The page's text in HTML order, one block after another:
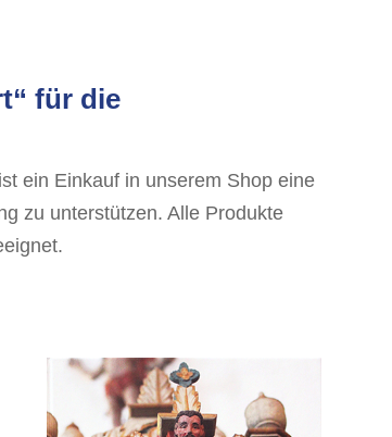
für die
ein Einkauf in unserem Shop eine
zu unterstützen. Alle Produkte